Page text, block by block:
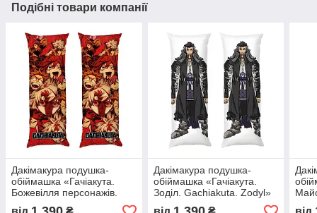
Подібні товари компанії
Дакімакура подушка-
обіймашка «Гачіакута.
Божевілля персонажів.
Gachiakuta»
Дакімакура подушка-
обіймашка «Гачіакута.
Зоділ. Gachiakuta. Zodyl»